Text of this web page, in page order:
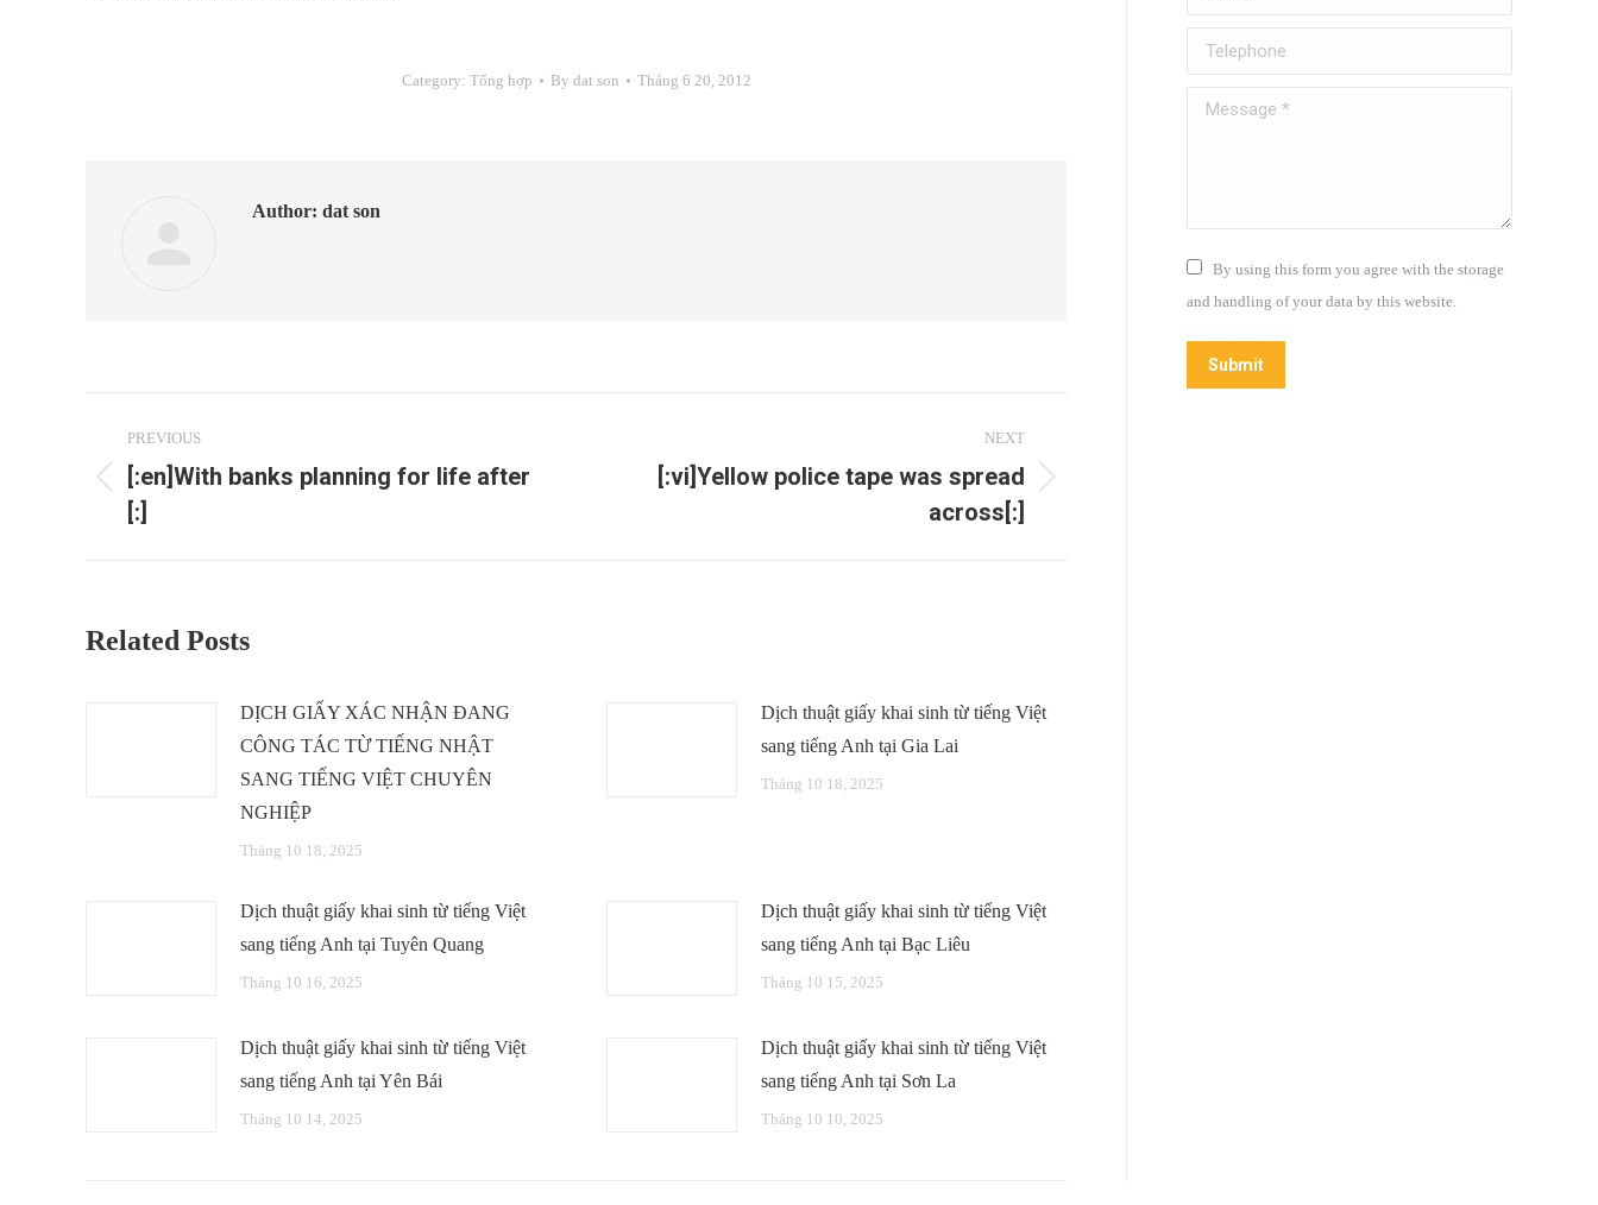
Category: Tổng hợp By dat son Tháng 6 20, 2012
Author: dat son
navigation
PREVIOUS
Previous
post:
[:en]With banks planning for life after
[:]
NEXT
[:vi]Yellow police tape was spread
across[:]
Related Posts
DỊCH GIẤY XÁC NHẬN ĐANG
CÔNG TÁC TỪ TIẾNG NHẬT
SANG TIẾNG VIỆT CHUYÊN
NGHIỆP
Tháng 10 18, 2025
Dịch thuật giấy khai sinh từ tiếng Việt
sang tiếng Anh tại Gia Lai
Tháng 10 18, 2025
Dịch thuật giấy khai sinh từ tiếng Việt
sang tiếng Anh tại Tuyên Quang
Tháng 10 16, 2025
Dịch thuật giấy khai sinh từ tiếng Việt
sang tiếng Anh tại Bạc Liêu
Tháng 10 15, 2025
Dịch thuật giấy khai sinh từ tiếng Việt
sang tiếng Anh tại Yên Bái
Tháng 10 14, 2025
Dịch thuật giấy khai sinh từ tiếng Việt
sang tiếng Anh tại Sơn La
Tháng 10 10, 2025
Telephone
Message *
By using this form you agree with the storage
and handling of your data by this website.
Submit